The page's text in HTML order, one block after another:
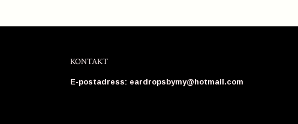
KONTAKT
E-postadress: eardropsbymy@hotmail.com